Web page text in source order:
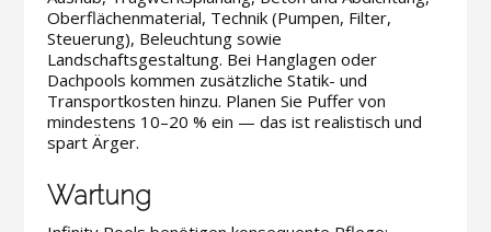
Oberflächenmaterial, Technik (Pumpen, Filter,
Steuerung), Beleuchtung sowie
Landschaftsgestaltung. Bei Hanglagen oder
Dachpools kommen zusätzliche Statik- und
Transportkosten hinzu. Planen Sie Puffer von
mindestens 10–20 % ein — das ist realistisch und
spart Ärger.
Wartung